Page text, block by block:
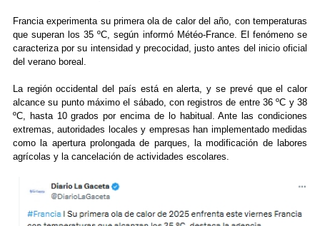
Francia experimenta su primera ola de calor del año, con temperaturas
que superan los 35 ºC, según informó Météo-France. El fenómeno se
caracteriza por su intensidad y precocidad, justo antes del inicio oficial
del verano boreal.
La región occidental del país está en alerta, y se prevé que el calor
alcance su punto máximo el sábado, con registros de entre 36 ºC y 38
ºC, hasta 10 grados por encima de lo habitual. Ante las condiciones
extremas, autoridades locales y empresas han implementado medidas
como la apertura prolongada de parques, la modificación de labores
agrícolas y la cancelación de actividades escolares.